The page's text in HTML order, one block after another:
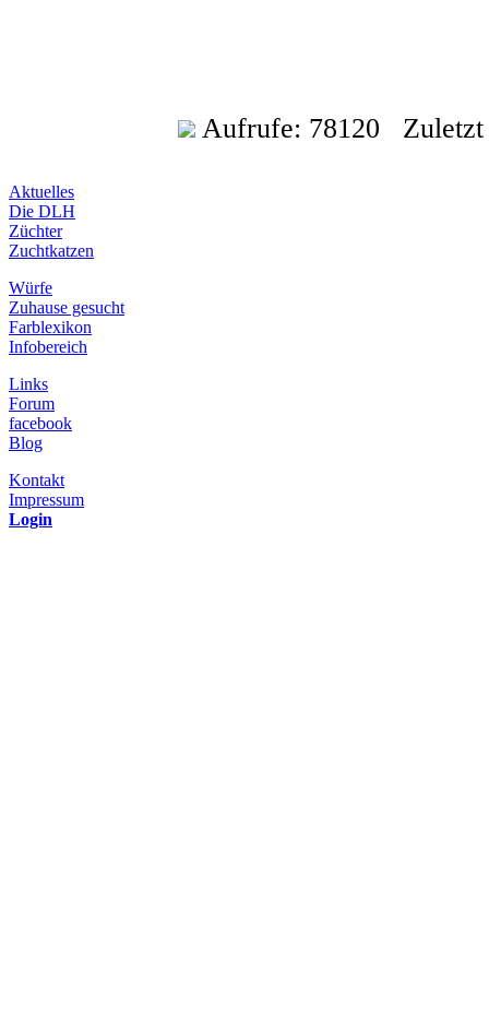
Aufrufe: 78120 Zuletzt
Aktuelles
Die DLH
Züchter
Zuchtkatzen
Würfe
Zuhause gesucht
Farblexikon
Infobereich
Links
Forum
facebook
Blog
Kontakt
Impressum
Login